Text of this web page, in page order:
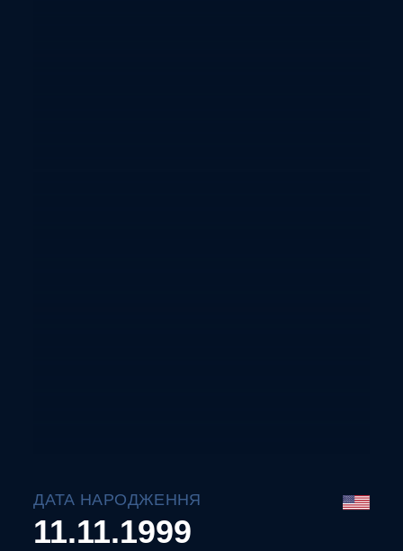
ДАТА НАРОДЖЕННЯ
11.11.1999